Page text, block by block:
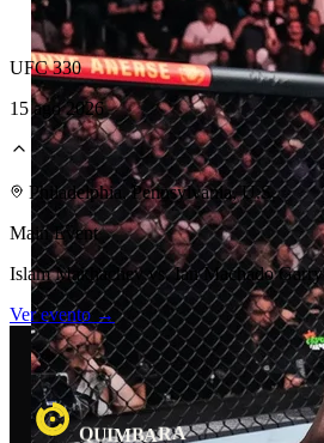
Laboratorio Técnico
UFC 330
15 ago 2026
Philadelphia, Pennsylvania, U.S.
Main Event
Islam Makhachev vs. Ian Machado Garry
Ver evento →
QUIMBARA